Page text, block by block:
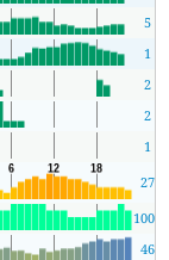
5
1
2
2
1
27
1004
46